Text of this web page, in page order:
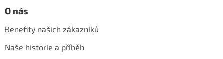
O nás
Benefity našich zákazníků
Naše historie a příběh